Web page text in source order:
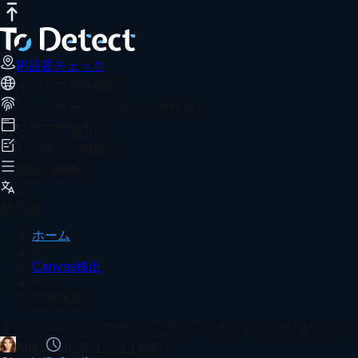
IP品質チェック
キャンバスフィンガープリンティング
ToDetectを使用して、ブラウザの指紋リスクを検出し、
ホーム
おすすめ記事
IP品質チェック
ホーム
Canvas検出